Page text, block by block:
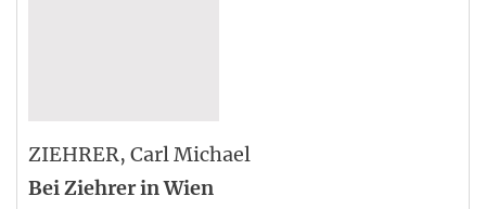
ZIEHRER, Carl Michael
Bei Ziehrer in Wien